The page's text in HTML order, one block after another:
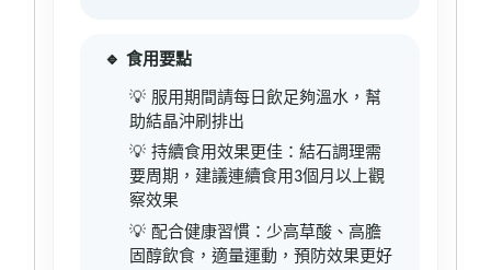
🔹 食用要點
💡 服用期間請每日飲足夠溫水，幫
助結晶沖刷排出
💡 持續食用效果更佳：結石調理需
要周期，建議連續食用3個月以上觀
察效果
💡 配合健康習慣：少高草酸、高膽
固醇飲食，適量運動，預防效果更好